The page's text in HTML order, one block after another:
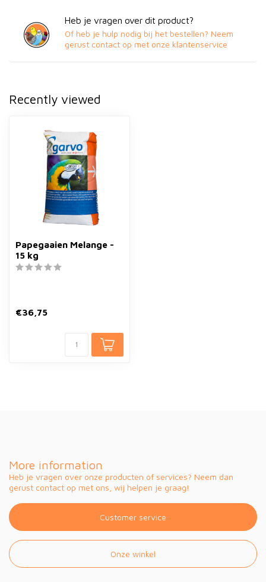
Heb je vragen over dit product?
Of heb je hulp nodig bij het bestellen? Neem
gerust contact op met onze klantenservice
Recently viewed
Papegaaien Melange -
15 kg
€36,75
More information
Heb je vragen over onze producten of services? Neem dan
gerust contact op met ons, wij helpen je graag!
Customer service
Onze winkel